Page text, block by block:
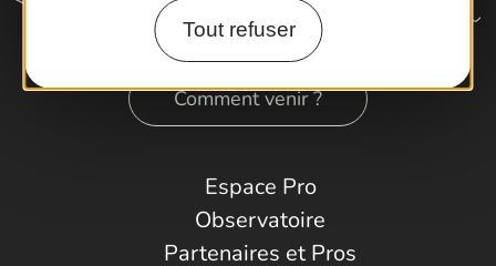
Tout refuser
Comment venir ?
Espace Pro
Observatoire
Partenaires et Pros